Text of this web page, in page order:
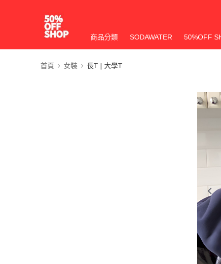
商品分類 SODAWATER 50%OFF
首頁 女裝 長T | 大學T